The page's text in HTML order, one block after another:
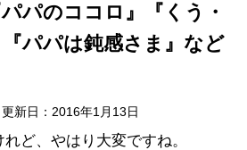
パのココロ』『くう・
パパは鈍感さま』など
新日： 2016年1月13日
ど、やはり大変ですね。